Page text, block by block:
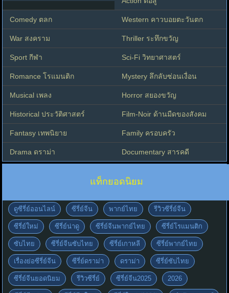
Comedy ตลก Western คาวบอยตะวันตก
War สงคราม Thriller ระทึกขวัญ
Sport กีฬา Sci-Fi วิทยาศาสตร์
Romance โรแมนติก Mystery ลึกลับซ่อนเงื่อน
Musical เพลง Horror สยองขวัญ
Historical ประวัติศาสตร์ Film-Noir ด้านมืดของสังคม
Fantasy เทพนิยาย Family ครอบครัว
Drama ดราม่า Documentary สารคดี
แท็กยอดนิยม
ดูซีรี่ย์ออนไลน์ ซีรี่ย์จีน พากย์ไทย รีวิวซีรี่ย์จีน
ซีรี่ย์ใหม่ ซีรี่ย์น่าดู ซีรี่ย์จีนพากย์ไทย ซีรี่ย์โรแมนติก
ซับไทย ซีรี่ย์จีนซับไทย ซีรี่ย์เกาหลี ซีรี่ย์พากย์ไทย
เรื่องย่อซีรี่ย์จีน ซีรี่ย์ดราม่า ดราม่า ซีรี่ย์ซับไทย
ซีรี่ย์จีนยอดนิยม รีวิวซีรี่ย์ ซีรี่ย์จีน2025 2026